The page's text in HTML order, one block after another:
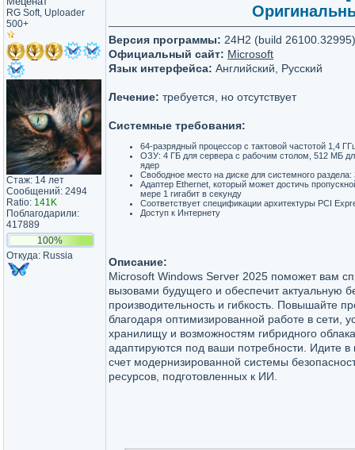
RG Soft, Uploader
500+
Стаж: 14 лет
Сообщений: 2494
Ratio: 141K
Поблагодарили:
417889
100%
Откуда: Russia
Версия программы: 24H2 (build 26100.32995)
Официальный сайт: Microsoft
Язык интерфейса: Английский, Русский
Лечение: требуется, но отсутствует
Системные требования:
64-разрядный процессор с тактовой частотой 1,4
ОЗУ: 4 ГБ для сервера с рабочим столом, 512 МБ
ядер
Свободное место на диске для системного раздела:
Адаптер Ethernet, который может достичь
мере 1 гигабит в секунду
Соответствует спецификации архитектуры PCI
Доступ к Интернету
Описание:
Microsoft Windows Server 2025 поможет вам
вызовами будущего и обеспечит актуальную
производительность и гибкость. Повышайте
благодаря оптимизированной работе в сети,
хранилищу и возможностям гибридного
адаптируются под ваши потребности. Идите в
счет модернизированной системы
ресурсов, подготовленных к ИИ.